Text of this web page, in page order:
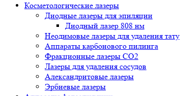
Косметологические лазеры
Диодные лазеры для эпиляции
Диодный лазер 808 нм
Неодимовые лазеры для удаления тату
Аппараты карбонового пилинга
Фракционные лазеры CO2
Лазеры для удаления сосудов
Александритовые лазеры
Эрбиевые лазеры